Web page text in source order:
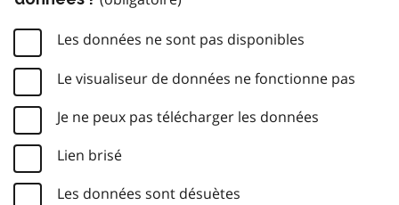
Les données ne sont pas disponibles
Le visualiseur de données ne fonctionne pas
Je ne peux pas télécharger les données
Lien brisé
Les données sont désuètes